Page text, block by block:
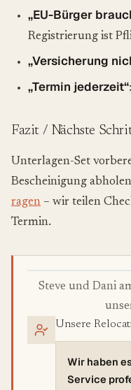
„EU-Bürger
Registrierung ist
„Versicherung
„Termin jederzeit“
Fazit / Nächste
Unterlagen-Set
Bescheinigung
ragen – wir teilen
Termin.
Steve und Dani
Unsere
Wir haben
Service